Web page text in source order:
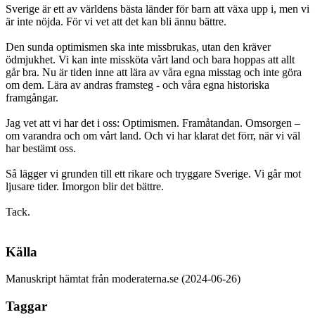
Sverige är ett av världens bästa länder för barn att växa upp i, men vi
är inte nöjda. För vi vet att det kan bli ännu bättre.
Den sunda optimismen ska inte missbrukas, utan den kräver
ödmjukhet. Vi kan inte missköta vårt land och bara hoppas att allt
går bra. Nu är tiden inne att lära av våra egna misstag och inte göra
om dem. Lära av andras framsteg - och våra egna historiska
framgångar.
Jag vet att vi har det i oss: Optimismen. Framåtandan. Omsorgen –
om varandra och om vårt land. Och vi har klarat det förr, när vi väl
har bestämt oss.
Så lägger vi grunden till ett rikare och tryggare Sverige. Vi går mot
ljusare tider. Imorgon blir det bättre.
Tack.
Källa
Manuskript hämtat från moderaterna.se (2024-06-26)
Taggar